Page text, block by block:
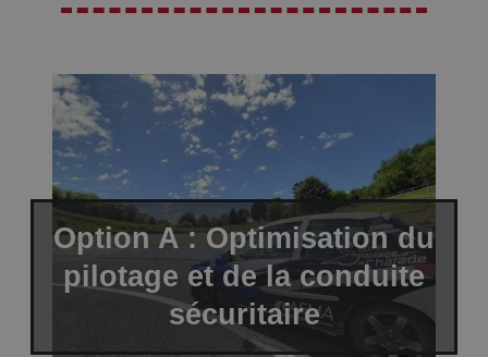
Option A : Optimisation du
pilotage et de la conduite
sécuritaire